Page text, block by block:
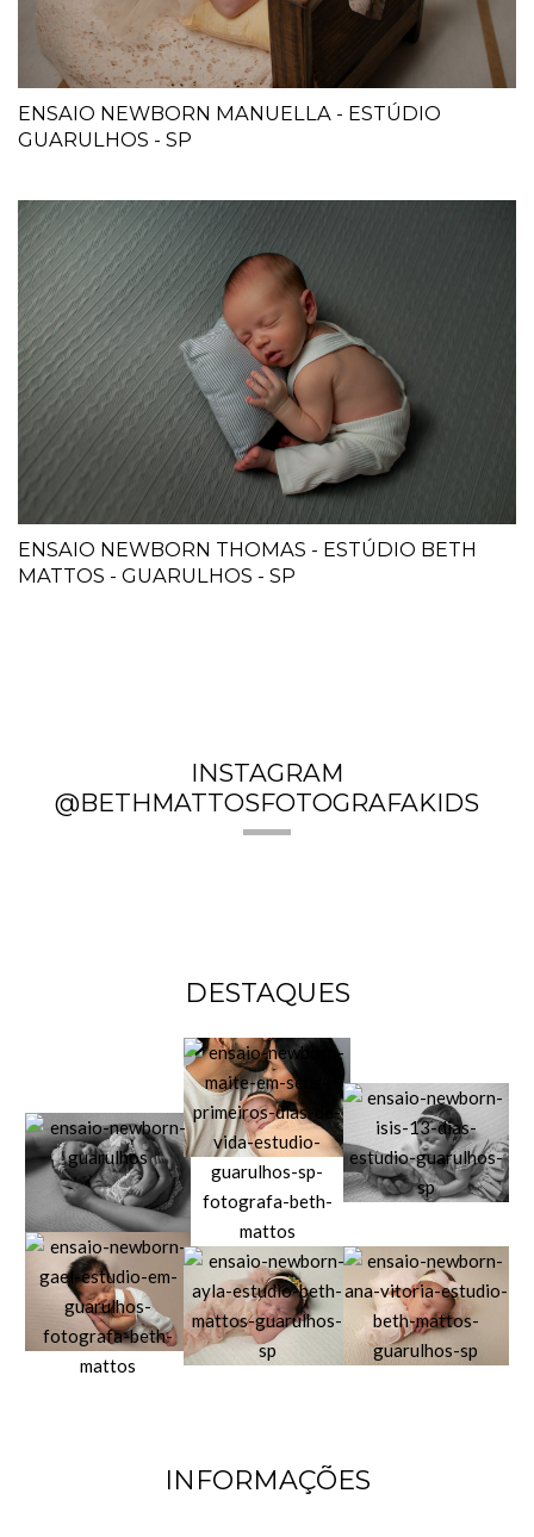
ENSAIO NEWBORN MANUELLA - ESTÚDIO
GUARULHOS - SP
ENSAIO NEWBORN THOMAS - ESTÚDIO BETH
MATTOS - GUARULHOS - SP
INSTAGRAM
@BETHMATTOSFOTOGRAFAKIDS
DESTAQUES
INFORMAÇÕES